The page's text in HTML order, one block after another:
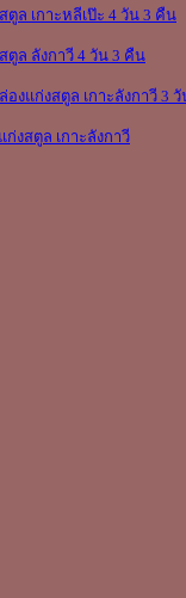
ตูล เกาะหลีเป๊ะ 4 วัน 3 คืน
ตูล ลังกาวี 4 วัน 3 คืน
องแก่งสตูล เกาะลังกาวี 3 วั
ก่งสตูล เกาะลังกาวี